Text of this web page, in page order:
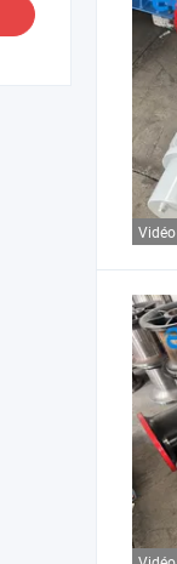
Vidéo